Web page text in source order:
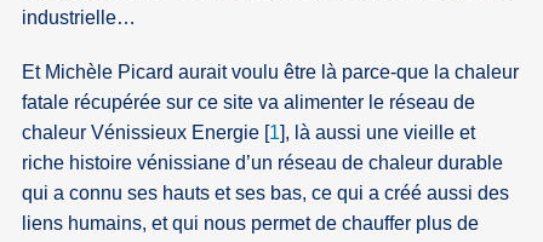
industrielle…
Et Michèle Picard aurait voulu être là parce-que la chaleur
fatale récupérée sur ce site va alimenter le réseau de
chaleur Vénissieux Energie [1], là aussi une vieille et
riche histoire vénissiane d’un réseau de chaleur durable
qui a connu ses hauts et ses bas, ce qui a créé aussi des
liens humains, et qui nous permet de chauffer plus de